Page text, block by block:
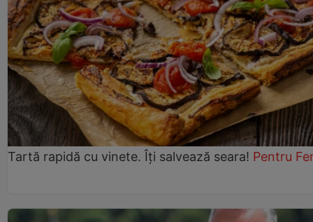
Tartă rapidă cu vinete. Îți salvează seara! Pentru